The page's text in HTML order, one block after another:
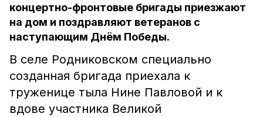
концертно-фронтовые бригады приезжают
на дом и поздравляют ветеранов с
наступающим Днём Победы.
В селе Родниковском специально
созданная бригада приехала к
труженице тыла Нине Павловой и к
вдове участника Великой